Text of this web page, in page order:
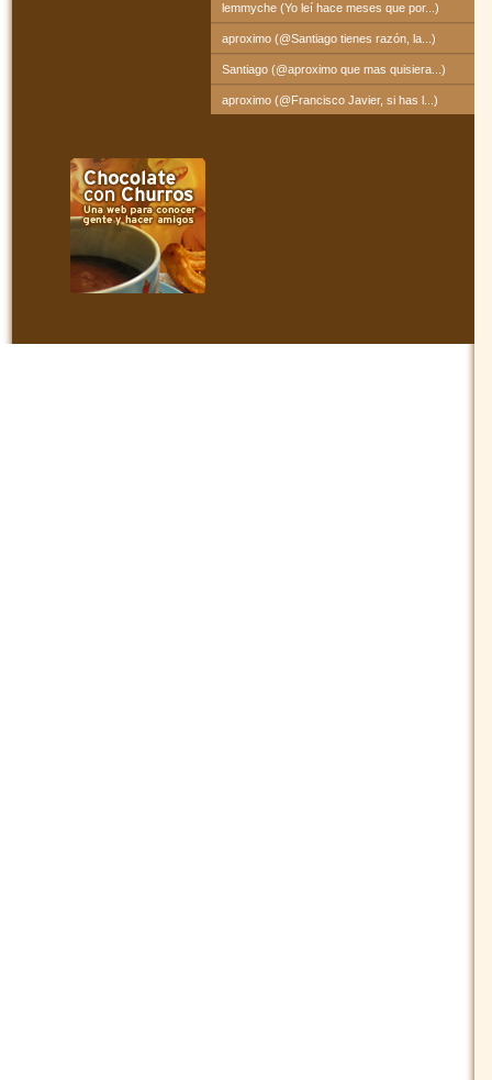
lemmyche (Yo leí hace meses que por...)
aproximo (@Santiago tienes razón, la...)
Santiago (@aproximo que mas quisiera...)
aproximo (@Francisco Javier, si has l...)